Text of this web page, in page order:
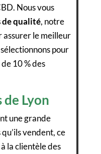
Nous vous
qualité, notre
assurer le meilleur
pour
10 % des
de Lyon
une grande
vendent, ce
la clientèle des